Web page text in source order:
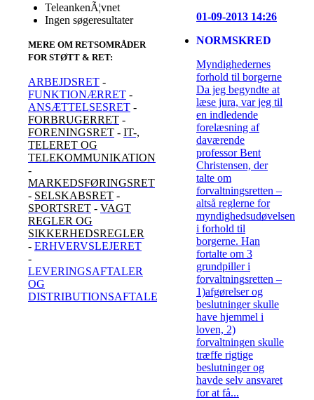
TeleankenÃ¦vnet
Ingen søgeresultater
MERE OM RETSOMRÅDER
FOR STØTT & RET:
ARBEJDSRET -
FUNKTIONÆRRET -
ANSÆTTELSESRET -
FORBRUGERRET -
FORENINGSRET - IT-,
TELERET OG
TELEKOMMUNIKATION
-
MARKEDSFØRINGSRET
- SELSKABSRET -
SPORTSRET - VAGT
REGLER OG
SIKKERHEDSREGLER
- ERHVERVSLEJERET
-
LEVERINGSAFTALER
OG
DISTRIBUTIONSAFTALER
01-09-2013 14:26
NORMSKRED
Myndighedernes
forhold til borgerne
Da jeg begyndte at
læse jura, var jeg til
en indledende
forelæsning af
daværende
professor Bent
Christensen, der
talte om
forvaltningsretten –
altså reglerne for
myndighedsudøvelsen
i forhold til
borgerne. Han
fortalte om 3
grundpiller i
forvaltningsretten –
1)afgørelser og
beslutninger skulle
have hjemmel i
loven, 2)
forvaltningen skulle
træffe rigtige
beslutninger og
havde selv ansvaret
for at få...